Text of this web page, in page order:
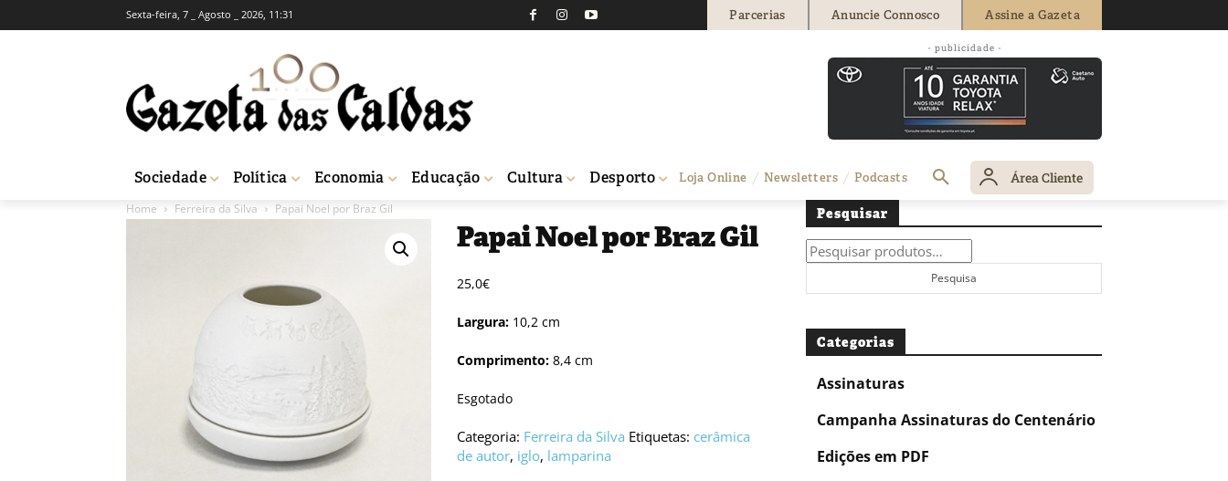
Sexta-feira, 7 _ Agosto _ 2026, 11:31 Parcerias Anuncie Connosco Assine a Gazeta
- publicidade -
Sociedade Política Economia Educação Cultura Desporto Loja Online Newsletters Podcasts Área Cliente
Home Ferreira da Silva Papai Noel por Braz Gil
Papai Noel por Braz Gil
25,0€
Largura:10,2 cm
Comprimento:8,4 cm
Esgotado
Categoria: Ferreira da Silva Etiquetas: cerâmica
de autor, iglo, lamparina
Pesquisar
Pesquisar
por:
Pesquisa
Categorias
Assinaturas
Campanha Assinaturas do Centenário
Edições em PDF